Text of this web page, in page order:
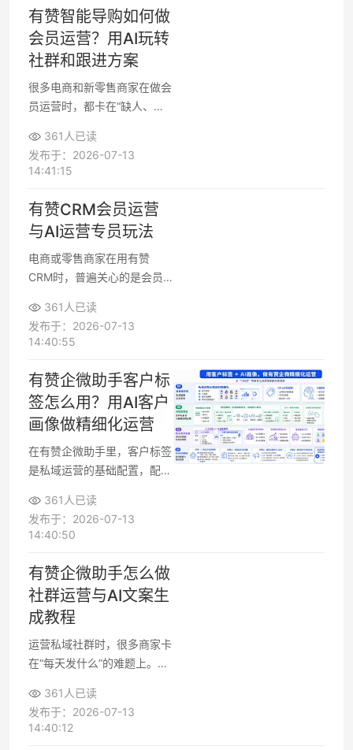
选择有赞门店对应的触达渠道
（短信、朋友圈、公众号
等），就能快速得到一整套可
直接落地的文案模板，用来做
基础配置或活动执行。
有赞智能导购如何做
会员运营？用AI玩转
社群和跟进方案
很多电商和新零售商家在做会
员运营时，都卡在“缺人、缺
能导购，可以让AI按门店和品
牌实际情况，自动生成导购跟
出社群运营方案模板，帮助导
购和运营团队标准化执行，把
会员社群真正运营起来，而不
是只停留在建群拉人阶段。
361人已读
发布于：2026-07-13
14:41:15
有赞CRM会员运营
与AI运营专员玩法
电商或零售商家在用有赞
CRM时，普遍关心的是会员
运营方案是否能快速落地。借
助有赞自带的AI运营专员生成
开始搭建会员体系，也能在原
有方案基础上做精细化优化，
让活动更贴合人群标签和购买
周期，既方便汇报给老板，又
能直接用于执行。
361人已读
发布于：2026-07-13
14:40:55
有赞企微助手客户标
签怎么用？用AI客户
画像做精细化运营
在有赞企微助手里，客户标签
是私域运营的基础配置，配合
议，可以把原本粗放的企微私
域运营变成可视化的精细化管
画像的关系，就能为不同客户
生成差异化运营策略与话术，
帮助团队提升转化与复购。
361人已读
发布于：2026-07-13
14:40:50
有赞企微助手怎么做
社群运营与AI文案生
成教程
运营私域社群时，很多商家卡
在“每天发什么”的难题上。通
管理微信/企微社群，一边借
助AI文案生成社群话术，快速
361人已读
发布于：2026-07-13
14:40:12